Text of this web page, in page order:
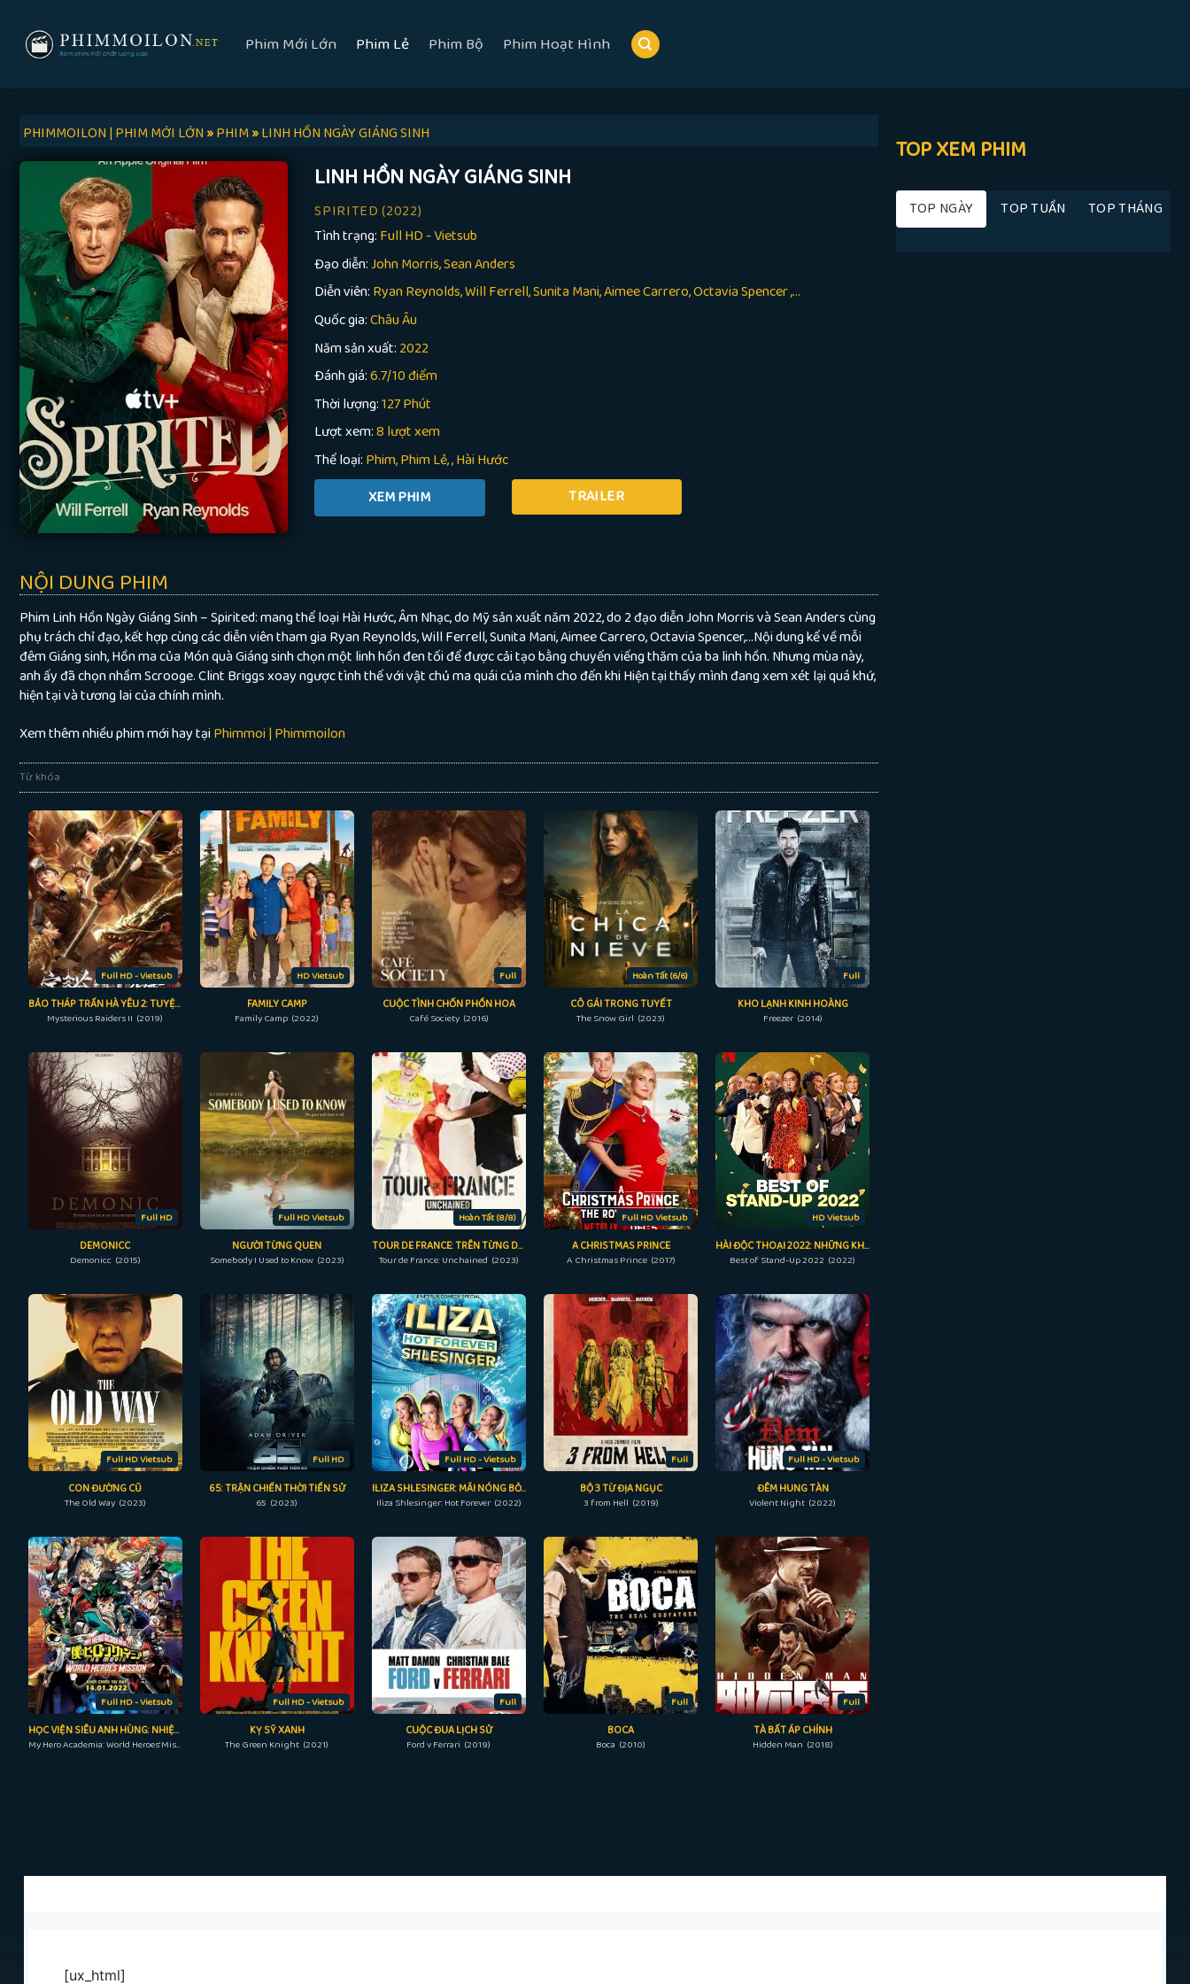
content
Phim Mới Lớn Phim Lẻ Phim Bộ Phim Hoạt Hình
PHIMMOILON | PHIM MỚI LỚN »PHIM»LINH HỒN NGÀY GIÁNG SINH
LINH HỒN NGÀY GIÁNG SINH
SPIRITED (2022)
Tình trạng: Full HD - Vietsub
Đạo diễn:John Morris, Sean Anders
Diễn viên: Ryan Reynolds, Will Ferrell, Sunita Mani, Aimee Carrero, Octavia Spencer ,...
Quốc gia:Châu Âu
Năm sản xuất: 2022
Đánh giá:6.7/10 điểm
Thời lượng:127 Phút
Lượt xem:8 lượt xem
Thể loại: Phim Phim Lẻ ,Hài Hước
TRAILER
NỘI DUNG PHIM
Phim Linh Hồn Ngày Giáng Sinh – Spirited: mang thể loại Hài Hước, Âm Nhạc, do Mỹ sản xuất năm 2022, do 2 đạo diễn John Morris và Sean Anders cùng
phụ trách chỉ đạo, kết hợp cùng các diễn viên tham gia Ryan Reynolds, Will Ferrell, Sunita Mani, Aimee Carrero, Octavia Spencer,…Nội dung kể về mỗi
đêm Giáng sinh, Hồn ma của Món quà Giáng sinh chọn một linh hồn đen tối để được cải tạo bằng chuyến viếng thăm của ba linh hồn. Nhưng mùa này,
anh ấy đã chọn nhầm Scrooge. Clint Briggs xoay ngược tình thế với vật chủ ma quái của mình cho đến khi Hiện tại thấy mình đang xem xét lại quá khứ,
hiện tại và tương lai của chính mình.
Xem thêm nhiều phim mới hay tạiPhimmoi | Phimmoilon
Từ khóa
Full HD - Vietsub
BẢO THÁP TRẤN HÀ YÊU 2: TUYỆT THẾ YÊU LONG
Mysterious Raiders II (2019)
HD Vietsub
FAMILY CAMP
Family Camp (2022)
Full
CUỘC TÌNH CHỐN PHỒN HOA
Café Society (2016)
Hoàn Tất (6/6)
CÔ GÁI TRONG TUYẾT
The Snow Girl (2023)
Full
KHO LẠNH KINH HOÀNG
Freezer (2014)
Full HD
DEMONICC
Demonicc (2015)
Full HD Vietsub
NGƯỜI TỪNG QUEN
Somebody I Used to Know (2023)
Hoàn Tất (8/8)
TOUR DE FRANCE: TRÊN TỪNG DẶM ĐƯỜNG
Tour de France: Unchained (2023)
Full HD Vietsub
A CHRISTMAS PRINCE
A Christmas Prince (2017)
HD Vietsub
HÀI ĐỘC THOẠI 2022: NHỮNG KHOẢNH KHẮC HAY NHẤT
Best of Stand-Up 2022 (2022)
Full HD Vietsub
CON ĐƯỜNG CŨ
The Old Way (2023)
Full HD
65: TRẬN CHIẾN THỜI TIỀN SỬ
65 (2023)
Full HD - Vietsub
ILIZA SHLESINGER: MÃI NÓNG BỎNG
Iliza Shlesinger: Hot Forever (2022)
Full
BỘ 3 TỪ ĐỊA NGỤC
3 from Hell (2019)
Full HD - Vietsub
ĐÊM HUNG TÀN
Violent Night (2022)
Full HD - Vietsub
HỌC VIỆN SIÊU ANH HÙNG: NHIỆM VỤ GIẢI CỨU THẾ GIỚI
My Hero Academia: World Heroes' Mission (2021)
Full HD - Vietsub
KỴ SỸ XANH
The Green Knight (2021)
Full
CUỘC ĐUA LỊCH SỬ
Ford v Ferrari (2019)
Full
BOCA
Boca (2010)
Full
TÀ BẤT ÁP CHÍNH
Hidden Man (2018)
TOP XEM PHIM
TOP NGÀY TOP TUẦN TOP THÁNG